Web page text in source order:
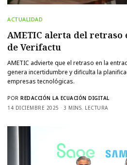
ACTUALIDAD
AMETIC alerta del retraso
de Verifactu
AMETIC advierte que el retraso en la
genera incertidumbre y dificulta la
empresas tecnológicas.
POR REDACCIÓN LA ECUACIÓN DIGITAL
14 DICIEMBRE 2025
3 MINS. LECTURA